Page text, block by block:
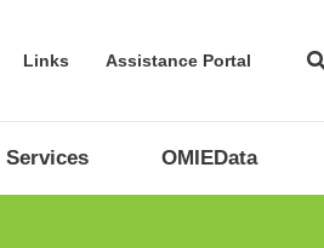
Links Assistance Portal
Services OMIEData